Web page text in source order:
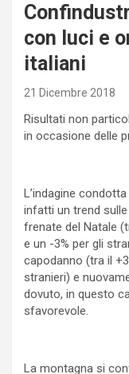
con luci e
italiani
21 Dicembre 2018
Risultati non
in occasione delle
L’indagine
infatti un trend sulle
frenate del Natale
e un -3% per gli
capodanno (tra il
stranieri) e
dovuto, in questo
sfavorevole.
La montagna si